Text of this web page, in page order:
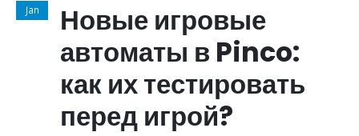
Jan
Новые игровые
автоматы в Pinco:
как их тестировать
перед игрой?